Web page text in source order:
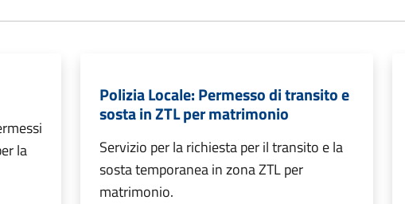
la
Polizia Locale: Permesso di transito e
sosta in ZTL per matrimonio
Servizio per la richiesta per il transito e la
sosta temporanea in zona ZTL per
matrimonio.